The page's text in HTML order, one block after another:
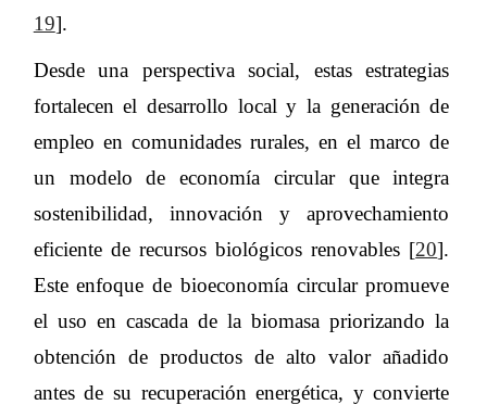
19].
Desde una perspectiva social, estas estrategias
fortalecen el desarrollo local y la generación de
empleo en comunidades rurales, en el marco de
un modelo de economía circular que integra
sostenibilidad, innovación y aprovechamiento
eficiente de recursos biológicos renovables [20].
Este enfoque de bioeconomía circular promueve
el uso en cascada de la biomasa priorizando la
obtención de productos de alto valor añadido
antes de su recuperación energética, y convierte